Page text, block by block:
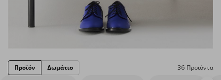
36 Προϊόντα
Προϊόν Δωμάτιο